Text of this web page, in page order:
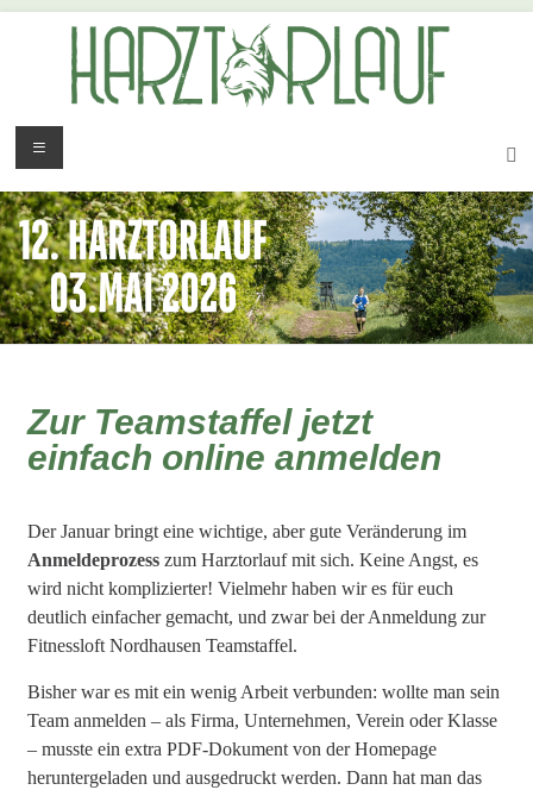
Zur Teamstaffel jetzt
einfach online anmelden
Der Januar bringt eine wichtige, aber gute Veränderung im
Anmeldeprozess zum Harztorlauf mit sich. Keine Angst, es
wird nicht komplizierter! Vielmehr haben wir es für euch
deutlich einfacher gemacht, und zwar bei der Anmeldung zur
Fitnessloft Nordhausen Teamstaffel.
Bisher war es mit ein wenig Arbeit verbunden: wollte man sein
Team anmelden – als Firma, Unternehmen, Verein oder Klasse
– musste ein extra PDF-Dokument von der Homepage
heruntergeladen und ausgedruckt werden. Dann hat man das